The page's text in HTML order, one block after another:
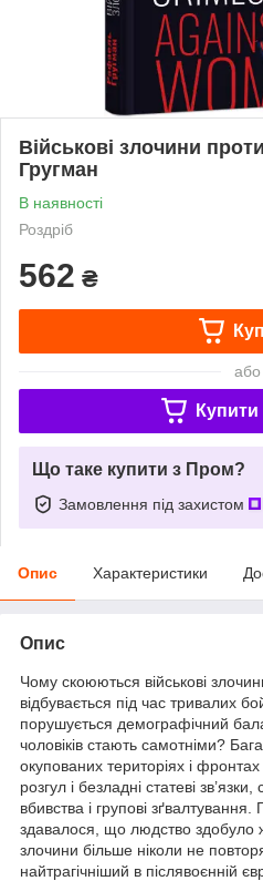
Військові злочини
Гругман
В наявності
Роздріб
562 ₴
або
Купити
Що таке купити з Пром?
Замовлення під захистом
Опис Характеристики
Опис
Чому скоюються військові
відбувається під час тривалих
порушується демографічний
чоловіків стають самотніми?
окупованих територіях і фронтах
розгул і безладні статеві
вбивства і групові
здавалося, що людство здобуло
злочини більше ніколи не
найтрагічніший в післявоєнній